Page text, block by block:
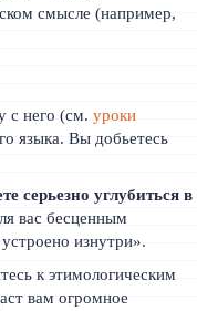
смысле (например,
с него (см.уроки
языка. Вы добьетесь
серьезно углубиться в
вас бесценным
изнутри».
к этимологическим
вам огромное